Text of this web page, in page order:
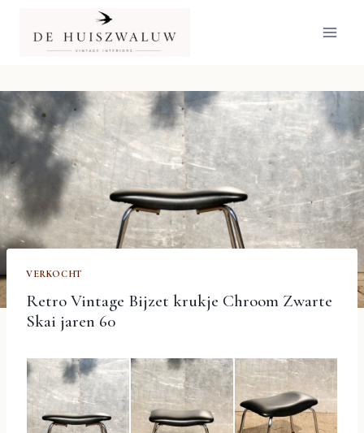
inhoud
VERKOCHT
Retro Vintage Bijzet krukje Chroom Zwarte
Skai jaren 60